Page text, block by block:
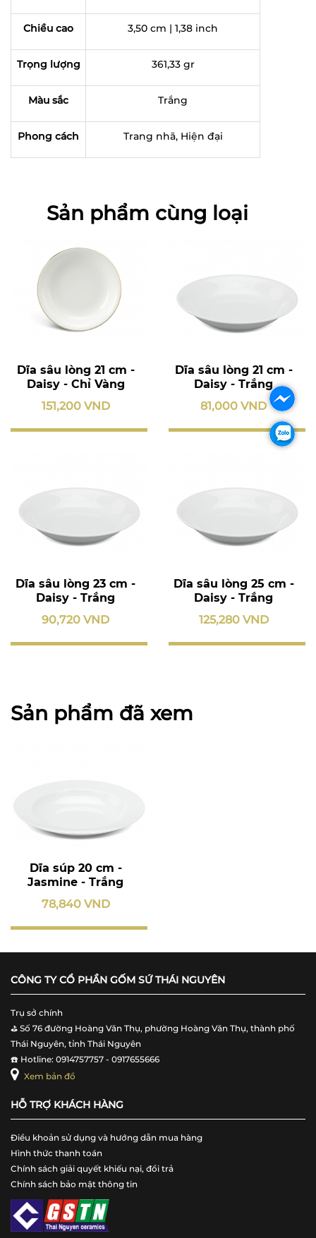
Chiều cao 3,50 cm | 1,38 inch
Trọng lượng 361,33 gr
Màu sắc Trắng
Phong cách Trang nhã, Hiện đại
Sản phẩm cùng loại
Dĩa sâu lòng 21 cm -
Daisy - Chỉ Vàng
151,200 VND
Dĩa sâu lòng 21 cm -
Daisy - Trắng
81,000 VND
Dĩa sâu lòng 23 cm -
Daisy - Trắng
90,720 VND
Dĩa sâu lòng 25 cm -
Daisy - Trắng
125,280 VND
Sản phẩm đã xem
Dĩa súp 20 cm -
Jasmine - Trắng
78,840 VND
CÔNG TY CỔ PHẦN GỐM SỨ THÁI NGUYÊN
Trụ sở chính
⛳️ Số 76 đường Hoàng Văn Thụ, phường Hoàng Văn Thụ, thành phố
Thái Nguyên, tỉnh Thái Nguyên
☎️ Hotline: 0914757757 - 0917655666
Xem bản đồ
HỖ TRỢ KHÁCH HÀNG
Điều khoản sử dụng và hướng dẫn mua hàng
Hình thức thanh toán
Chính sách giải quyết khiếu nại, đổi trả
Chính sách bảo mật thông tin